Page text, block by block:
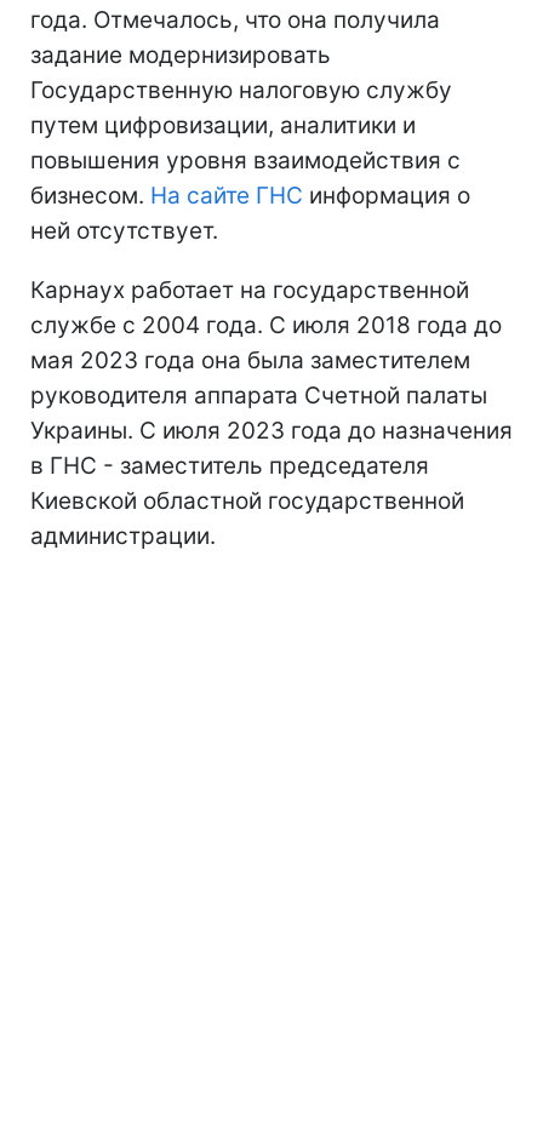
года. Отмечалось, что она получила
задание модернизировать
Государственную налоговую службу
путем цифровизации, аналитики и
повышения уровня взаимодействия с
бизнесом. На сайте ГНС информация о
ней отсутствует.
Карнаух работает на государственной
службе с 2004 года. С июля 2018 года до
мая 2023 года она была заместителем
руководителя аппарата Счетной палаты
Украины. С июля 2023 года до назначения
в ГНС - заместитель председателя
Киевской областной государственной
администрации.